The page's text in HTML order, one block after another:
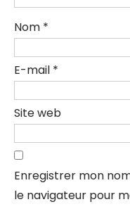
Nom *
E-mail *
Site web
Enregistrer mon
le navigateur pour